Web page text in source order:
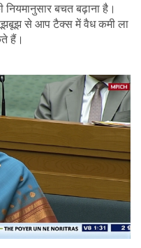
बचत बढ़ाना है।
से आप टैक्स में वैध कमी ला
हैं।